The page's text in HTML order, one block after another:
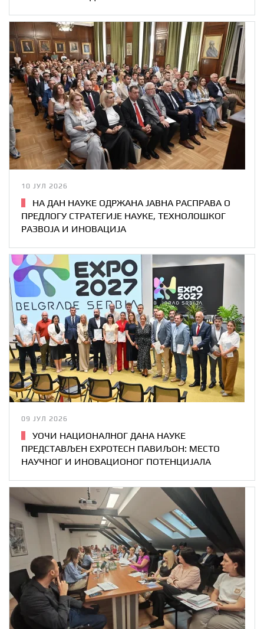
10 ЈУЛ 2026
НА ДАН НАУКЕ ОДРЖАНА ЈАВНА РАСПРАВА О
ПРЕДЛОГУ СТРАТЕГИЈЕ НАУКЕ, ТЕХНОЛОШКОГ
РАЗВОЈА И ИНОВАЦИЈА
09 ЈУЛ 2026
УОЧИ НАЦИОНАЛНОГ ДАНА НАУКЕ
ПРЕДСТАВЉЕН EXPOTECH ПАВИЉОН: МЕСТО
НАУЧНОГ И ИНОВАЦИОНОГ ПОТЕНЦИЈАЛА